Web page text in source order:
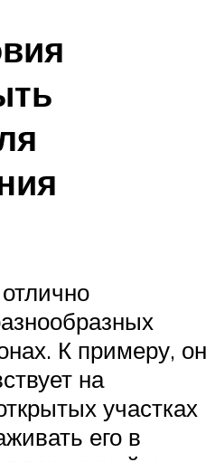
К примеру, он
на
участках
его в